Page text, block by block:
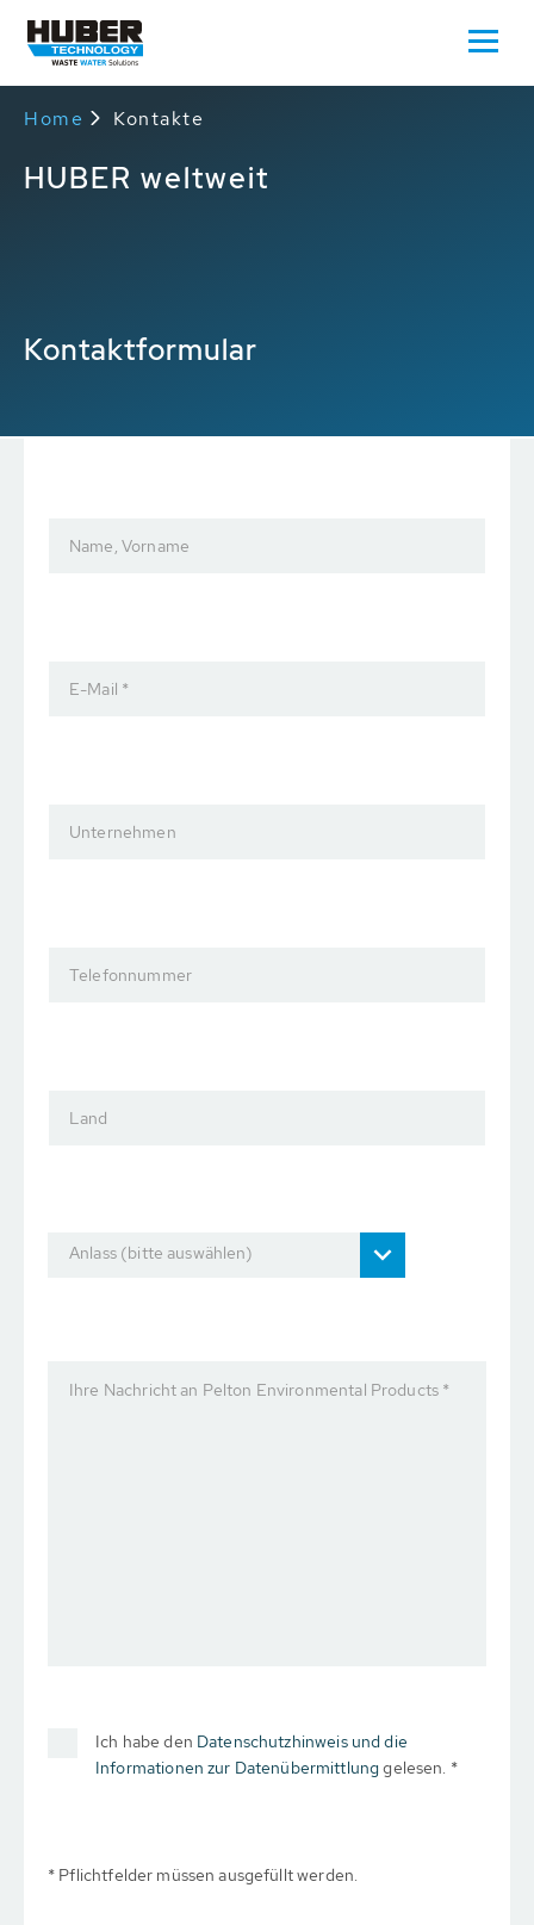
Home Kontakte
HUBER weltweit
Kontaktformular
Name, Vorname
E-Mail *
Unternehmen
Telefonnummer
Land
Anlass (bitte auswählen)
Ihre Nachricht an Pelton Environmental Products *
Ich habe den Datenschutzhinweis und die
Informationen zur Datenübermittlunggelesen. *
* Pflichtfelder müssen ausgefüllt werden.